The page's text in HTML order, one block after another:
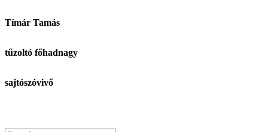
Tímár Tamás
tűzoltó főhadnagy
sajtószóvivő